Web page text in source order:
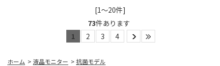
[1～20件]
73件あります
1
2 3 4
ホーム > 液晶モニター > 抗菌モデル